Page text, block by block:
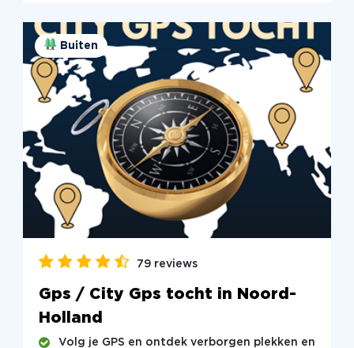
Buiten
79 reviews
Gps / City Gps tocht in Noord-
Holland
Volg je GPS en ontdek verborgen plekken en